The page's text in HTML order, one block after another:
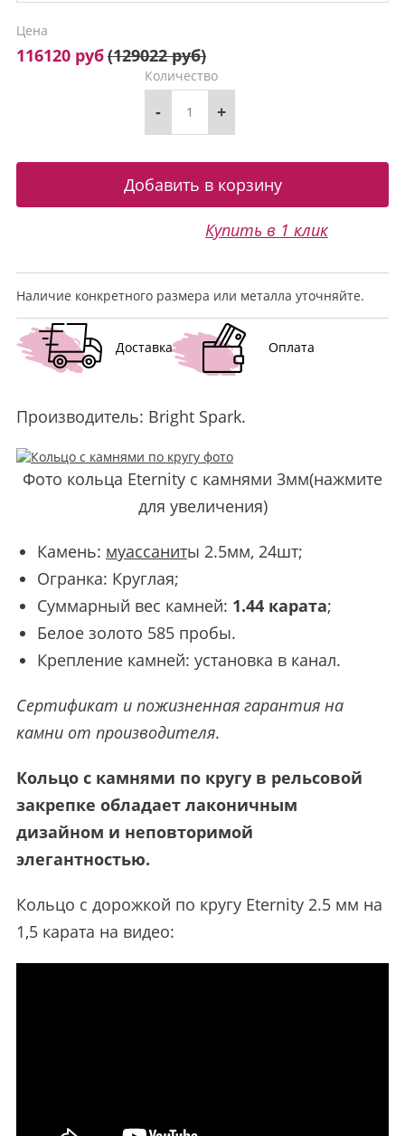
Цена
116120 руб(129022 руб)
Количество
- +
Купить в 1 клик
Наличие конкретного размера или металла уточняйте.
Доставка Оплата
Производитель: Bright Spark.
Фото кольца Eternity с камнями 3мм(нажмите
для увеличения)
Камень: муассаниты 2.5мм, 24шт;
Огранка: Круглая;
Суммарный вес камней: 1.44 карата;
Белое золото 585 пробы.
Крепление камней: установка в канал.
Сертификат и пожизненная гарантия на
камни от производителя.
Кольцо с камнями по кругу в рельсовой
закрепке обладает лаконичным
дизайном и неповторимой
элегантностью.
Кольцо с дорожкой по кругу Eternity 2.5 мм на
1,5 карата на видео: